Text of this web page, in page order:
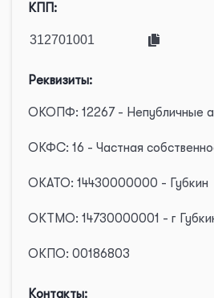
КПП:
Реквизиты:
ОКОПФ: 12267 - Непубличные
ОКФС: 16 - Частная
ОКАТО: 14430000000 - Губкин
ОКТМО: 14730000001 - г
ОКПО: 00186803
Контакты: